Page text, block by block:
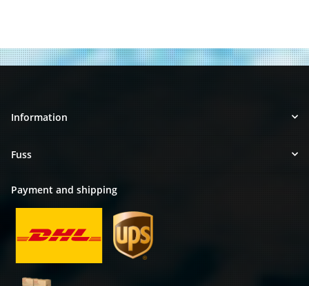
Information
Fuss
Payment and shipping